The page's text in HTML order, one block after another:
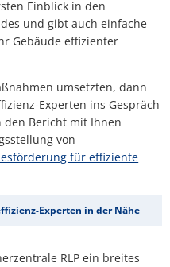
Einblick in den
und gibt auch einfache
Gebäude effizienter
umsetzten, dann
Experten ins Gespräch
den Bericht mit Ihnen
von
für effiziente
Experten in der Nähe
RLP ein breites